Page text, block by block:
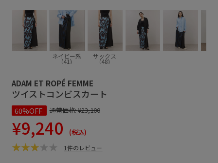
ネイビー系
(41)
サックス
(48)
ADAM ET ROPÉ FEMME
ツイストコンビスカート
60%OFF 通常価格:¥23,100
¥9,240 (税込)
1件のレビュー